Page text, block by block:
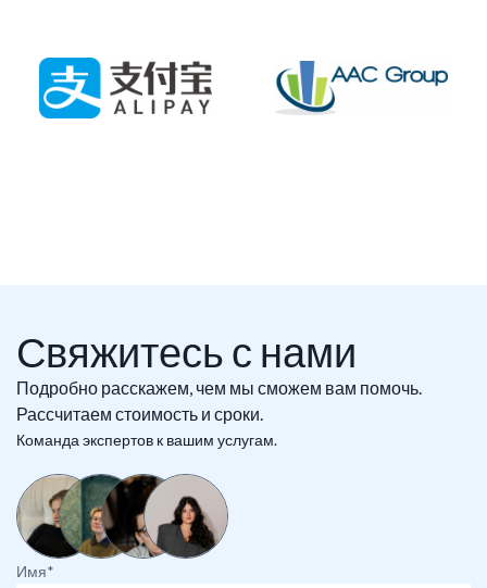
Свяжитесь с нами
Подробно расскажем, чем мы сможем вам помочь.
Рассчитаем стоимость и сроки.
Команда экспертов к вашим услугам.
Имя*